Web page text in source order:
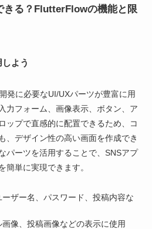
きる？FlutterFlowの機能と限
よう
発に必要なUI/UXパーツが豊富に用
力フォーム、画像表示、ボタン、ア
ップで直感的に配置できるため、コ
、デザイン性の高い画面を作成でき
パーツを活用することで、SNSアプ
簡単に実現できます。
ーザー名、パスワード、投稿内容な
像、投稿画像などの表示に使用